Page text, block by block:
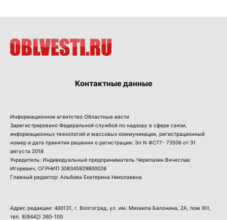
Контактные данные
Информационное агентство Областные вести
Зарегистрировано Федеральной службой по надзору в сфере связи,
информационных технологий и массовых коммуникации, регистрационный
номер и дата принятия решения о регистрации: Эл N ФС77- 73506 от 31
августа 2018
Учредитель: Индивидуальный предприниматель Черепахин Вячеслав
Игоревич, ОГРНИП 308345929800026
Главный редактор: Альбова Екатерина Николаевна
Адрес редакции: 400131, г. Волгоград, ул. им. Михаила Балонина, 2А, пом XIII,
тел. 8(8442) 260-100